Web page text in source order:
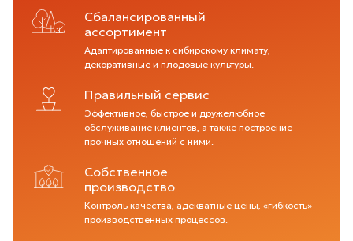
Сбалансированный
ассортимент
Адаптированные к сибирскому климату,
декоративные и плодовые культуры.
Правильный сервис
Эффективное, быстрое и дружелюбное
обслуживание клиентов, а также построение
прочных отношений с ними.
Собственное
производство
Контроль качества, адекватные цены, «гибкость»
производственных процессов.